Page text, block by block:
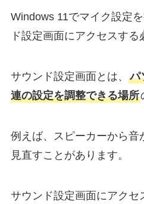
Windows 11でマイク設定
ド設定画面にアクセスする
サウンド設定画面とは、 パ
連の設定を調整できる場所
例えば、スピーカーから音
見直すことがあります。
サウンド設定画面にアクセ